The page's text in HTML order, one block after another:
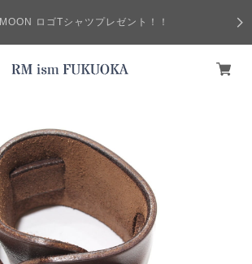
ロゴTシャツプレゼント！！